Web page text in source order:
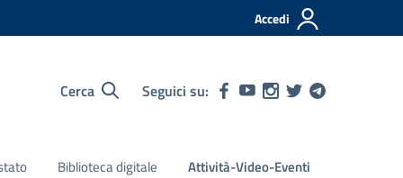
Accedi
Cerca Seguici su:
Biblioteca digitale Attività-Video-Eventi